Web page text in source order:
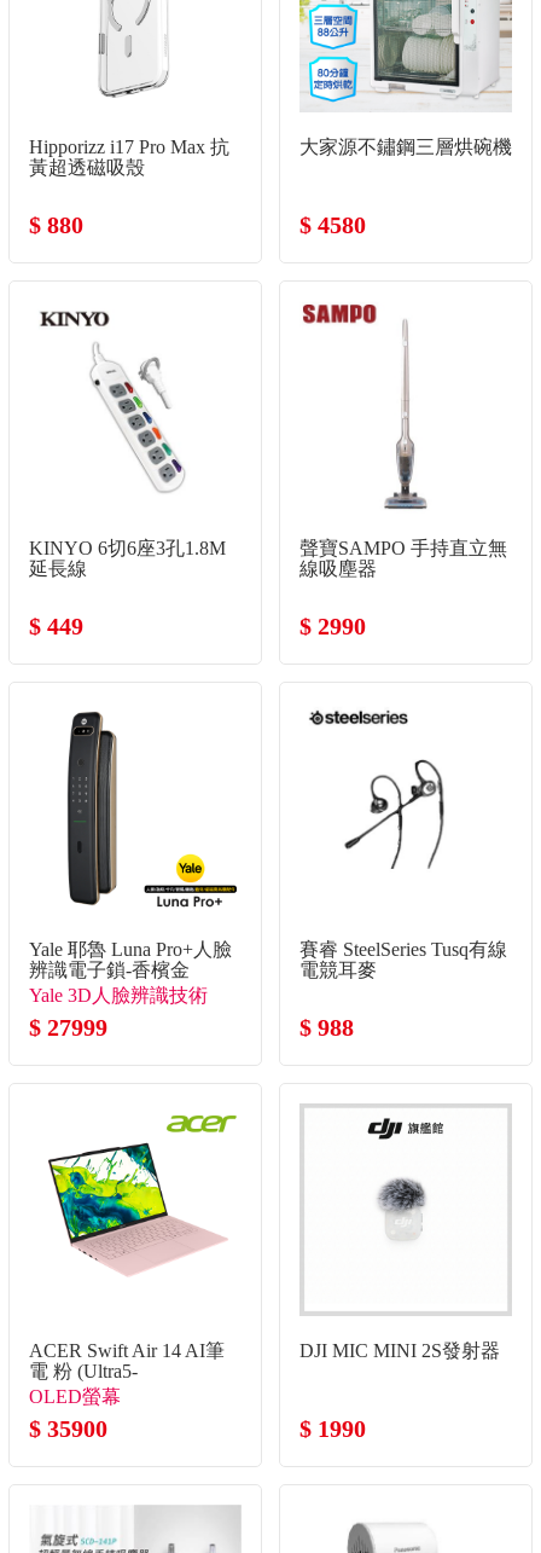
Hipporizz i17 Pro Max 抗
黃超透磁吸殼
$ 880
大家源不鏽鋼三層烘碗機
$ 4580
KINYO 6切6座3孔1.8M
延長線
$ 449
聲寶SAMPO 手持直立無
線吸塵器
$ 2990
Yale 耶魯 Luna Pro+人臉
辨識電子鎖-香檳金
Yale 3D人臉辨識技術
$ 27999
賽睿 SteelSeries Tusq有線
電競耳麥
$ 988
ACER Swift Air 14 AI筆
電 粉 (Ultra5-
125H/32G/512G
SSD/W11)
OLED螢幕
$ 35900
DJI MIC MINI 2S發射器
$ 1990